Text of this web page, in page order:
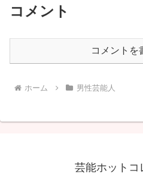
コメント
コメントを
ホーム 男性芸能人
芸能ホットコ